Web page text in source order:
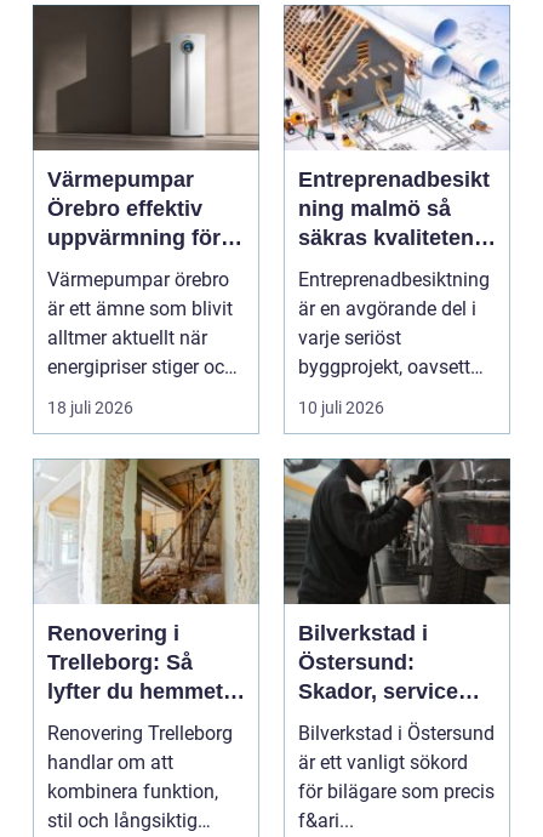
Värmepumpar
Örebro effektiv
uppvärmning för
hus och
fastigheter
Värmepumpar örebro
är ett ämne som blivit
alltmer aktuellt när
energipriser stiger och
fler vill sän...
18 juli 2026
Entreprenadbesikt
ning malmö så
säkras kvaliteten i
byggprojekt
Entreprenadbesiktning
är en avgörande del i
varje seriöst
byggprojekt, oavsett
om det handlar om en
10 juli 2026
Renovering i
Trelleborg: Så
lyfter du hemmet
på ett smart sätt
Renovering Trelleborg
handlar om att
kombinera funktion,
stil och långsiktig
Bilverkstad i
Östersund:
Skador, service
och smarta val för
din bil
Bilverkstad i Östersund
är ett vanligt sökord
för bilägare som precis
f&ari...